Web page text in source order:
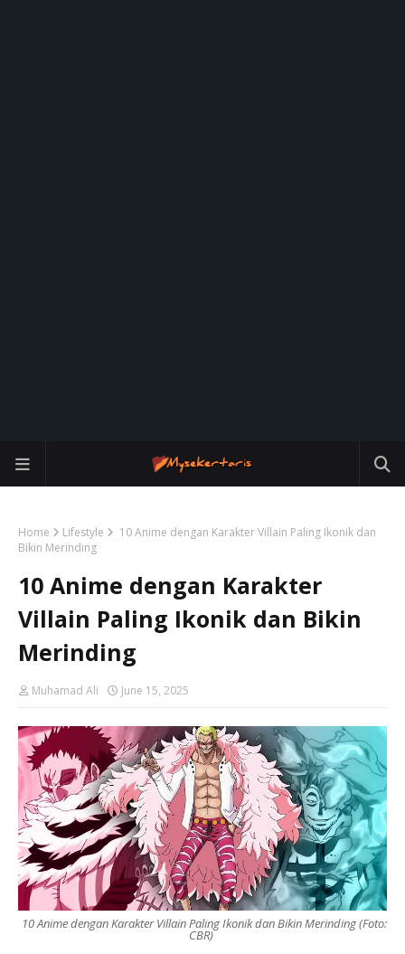
Home Lifestyle
10 Anime dengan Karakter Villain Paling Ikonik dan
Bikin Merinding
10 Anime dengan Karakter
Villain Paling Ikonik dan Bikin
Merinding
Muhamad Ali June 15, 2025
10 Anime dengan Karakter Villain Paling Ikonik dan Bikin Merinding (Foto:
CBR)